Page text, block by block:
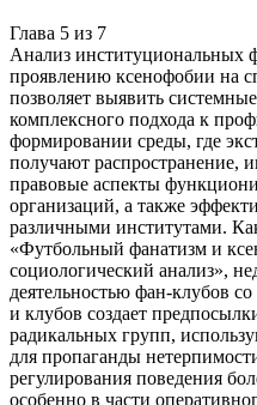
Глава 5 из 7
Анализ институциональных
проявлению ксенофобии на
позволяет выявить
комплексного подхода к
формировании среды, где
получают распространение,
правовые аспекты
организаций, а также
различными институтами.
«Футбольный фанатизм и
социологический анализ»,
деятельностью фан-клубов
и клубов создает
радикальных групп,
для пропаганды
регулирования поведения
особенно в части